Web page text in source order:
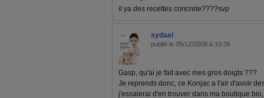
il ya des recettes concrete????svp
sydael
publié le 05/12/2008 à 10:35
Gasp, qu'ai je fait avec mes gros doigts ???
Je reprends donc, ce Konjac a l'air d'avoir
j'essaierai d'en trouver dans ma boutique